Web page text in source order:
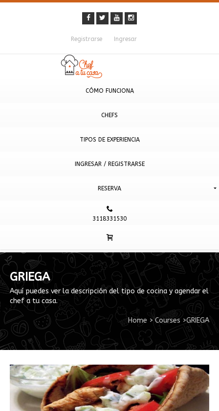
Registrarse Ingresar
CÓMO FUNCIONA
CHEFS
TIPOS DE EXPERIENCIA
INGRESAR / REGISTRARSE
RESERVA
3118331530
GRIEGA
Aquí puedes ver la descripción del tipo de cocina y agendar el
chef a tu casa.
Home > Courses >GRIEGA